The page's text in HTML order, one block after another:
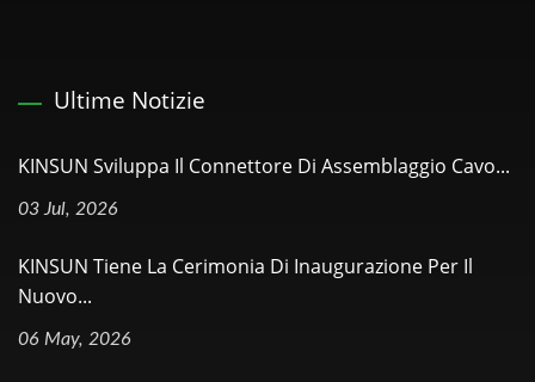
Ultime Notizie
KINSUN Sviluppa Il Connettore Di Assemblaggio Cavo...
03 Jul, 2026
KINSUN Tiene La Cerimonia Di Inaugurazione Per Il
Nuovo...
06 May, 2026